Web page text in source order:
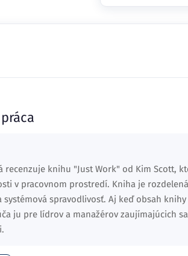
recenzuje knihu "Just Work" od Kim Scott,
v pracovnom prostredí. Kniha je
systémová spravodlivosť. Aj keď obsah
ju pre lídrov a manažérov zaujímajúcich